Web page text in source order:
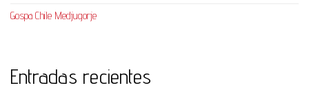
Gospa Chile Medjugorje
Entradas recientes